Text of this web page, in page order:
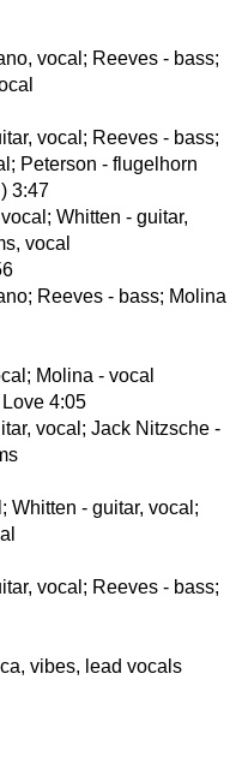
vocal; Reeves - bass;
vocal; Reeves - bass;
Peterson - flugelhorn
3:47
Whitten - guitar,
vocal
Reeves - bass; Molina
Molina - vocal
4:05
vocal; Jack Nitzsche -
Whitten - guitar, vocal;
vocal; Reeves - bass;
vibes, lead vocals